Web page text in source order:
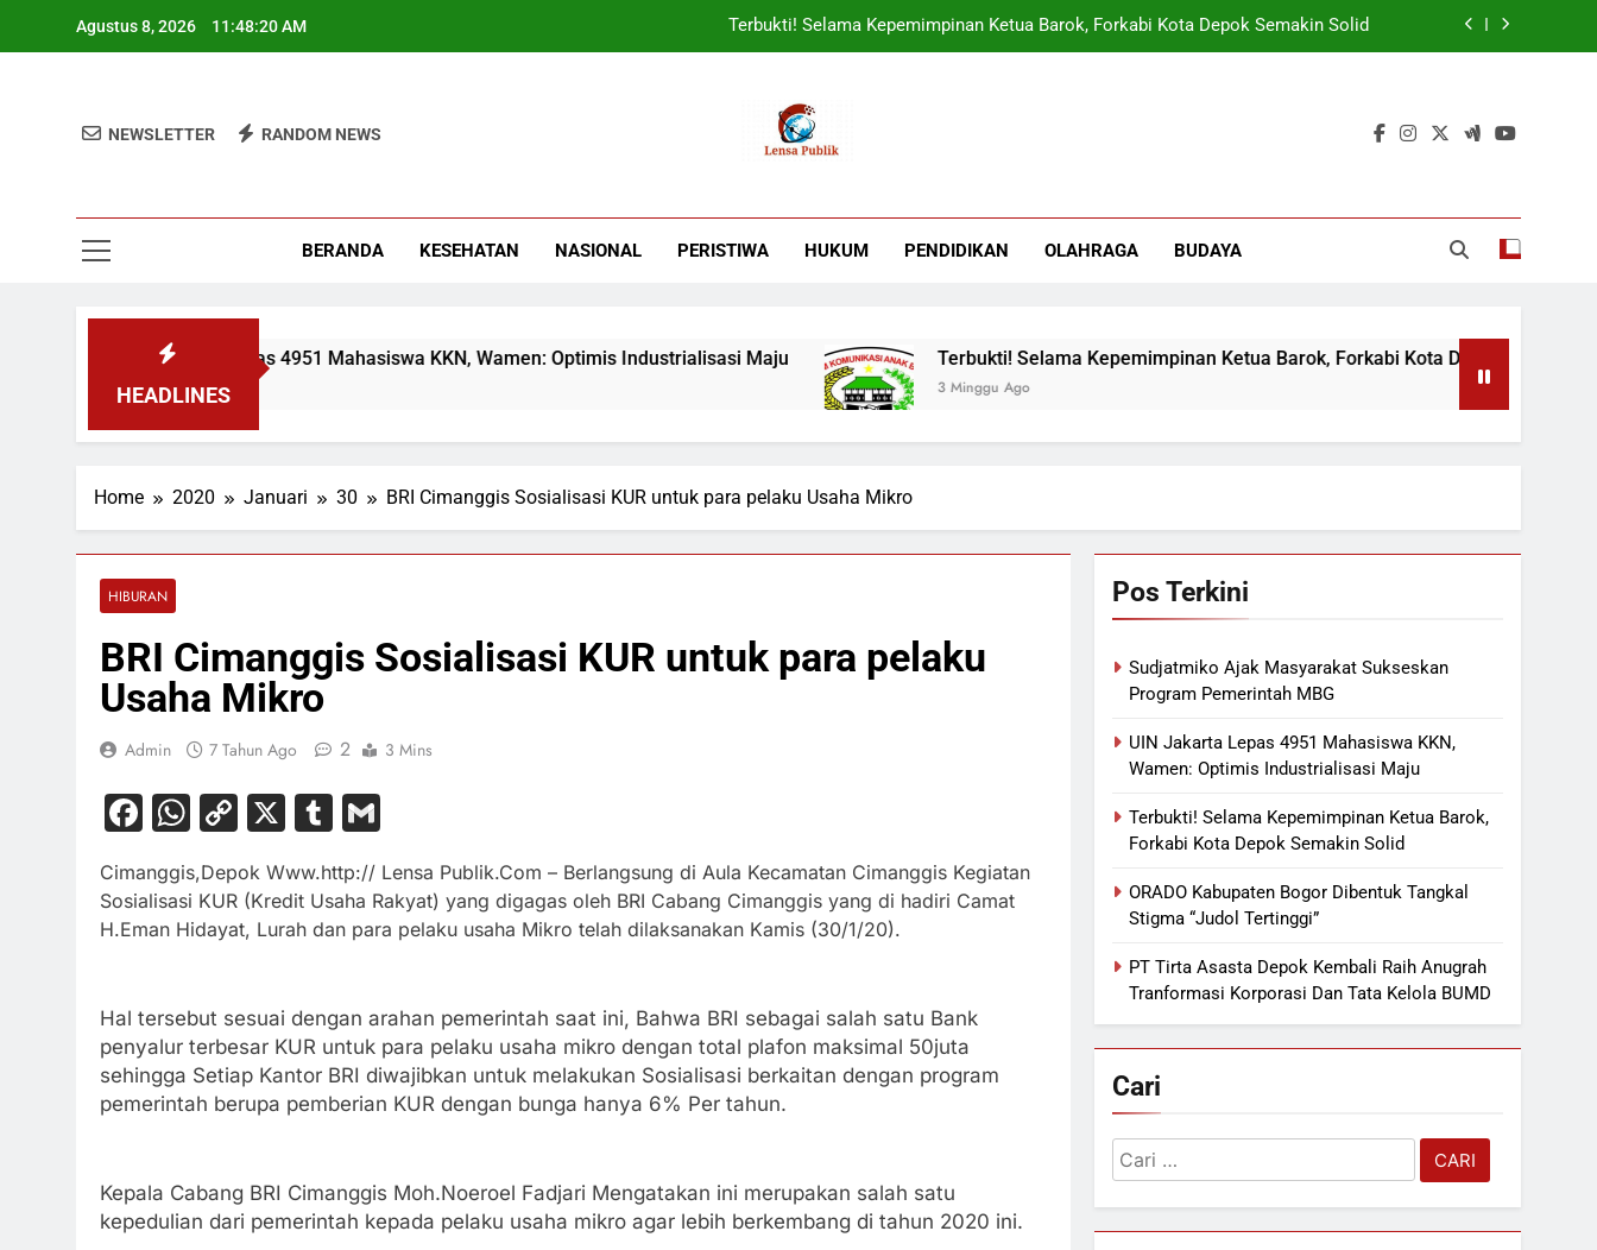
Agustus 8, 2026 11:48:20 AM Terbukti! Selama Kepemimpinan Ketua Barok, Forkabi Kota Depok Semakin Solid
NEWSLETTER RANDOM NEWS
BERANDA KESEHATAN NASIONAL PERISTIWA HUKUM PENDIDIKAN OLAHRAGA BUDAYA
HEADLINES
UIN Jakarta Lepas 4951 Mahasiswa KKN, Wamen: Optimis Industrialisasi Maju
2 Minggu Ago
Terbukti! Selama Kepemimpinan Ketua Barok, Forkabi Kota Depok Semakin Solid
3 Minggu Ago
Home 2020 Januari 30 BRI Cimanggis Sosialisasi KUR untuk para pelaku Usaha Mikro
HIBURAN
BRI Cimanggis Sosialisasi KUR untuk para pelaku
Usaha Mikro
Admin 7 Tahun Ago 2 3 Mins
Facebook
WhatsApp
Copy
X Tumblr
Cimanggis,Depok Www.http:// Lensa Publik.Com – Berlangsung di Aula Kecamatan Cimanggis Kegiatan
Sosialisasi KUR (Kredit Usaha Rakyat) yang digagas oleh BRI Cabang Cimanggis yang di hadiri Camat
H.Eman Hidayat, Lurah dan para pelaku usaha Mikro telah dilaksanakan Kamis (30/1/20).
Hal tersebut sesuai dengan arahan pemerintah saat ini, Bahwa BRI sebagai salah satu Bank
penyalur terbesar KUR untuk para pelaku usaha mikro dengan total plafon maksimal 50juta
sehingga Setiap Kantor BRI diwajibkan untuk melakukan Sosialisasi berkaitan dengan program
pemerintah berupa pemberian KUR dengan bunga hanya 6% Per tahun.
Kepala Cabang BRI Cimanggis Moh.Noeroel Fadjari Mengatakan ini merupakan salah satu
kepedulian dari pemerintah kepada pelaku usaha mikro agar lebih berkembang di tahun 2020 ini.
Pos Terkini
Sudjatmiko Ajak Masyarakat Sukseskan
Program Pemerintah MBG
UIN Jakarta Lepas 4951 Mahasiswa KKN,
Wamen: Optimis Industrialisasi Maju
Terbukti! Selama Kepemimpinan Ketua Barok,
Forkabi Kota Depok Semakin Solid
ORADO Kabupaten Bogor Dibentuk Tangkal
Stigma “Judol Tertinggi”
PT Tirta Asasta Depok Kembali Raih Anugrah
Tranformasi Korporasi Dan Tata Kelola BUMD
Cari
Cari
untuk: